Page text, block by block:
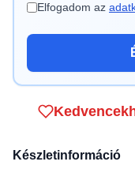
Elfogadom az
Készletinformáció